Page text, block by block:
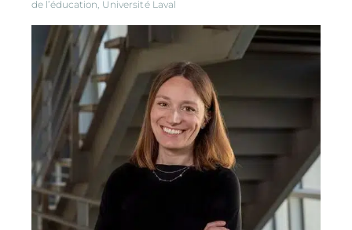
de l’éducation, Université Laval